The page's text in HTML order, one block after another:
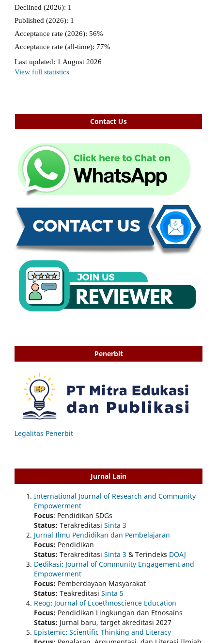
Contact Us
Penerbit
Legalitas Penerbit
Jurnal Lain
International Journal of Research and Community
Empowerment
Focus: Pendidikan SDGs
Status: Terakreditasi Sinta 3
Jurnal Ilmu Pendidikan dan Pembelajaran
Focus: Pendidikan
Status: Terakreditasi Sinta 3 & Terindeks DOAJ
Dedikasi: Journal of Community Engagement and
Empowerment
Focus: Pemberdayaan Masyarakat
Status: Teakreditasi Sinta 5
Reog: Journal of Ecoethnoscience Education
Focus: Pendidikan Lingkungan dan Etnosains
Status: Jurnal baru, target akreditasi 2027
Epistemic: Scientific Thinking and Literacy